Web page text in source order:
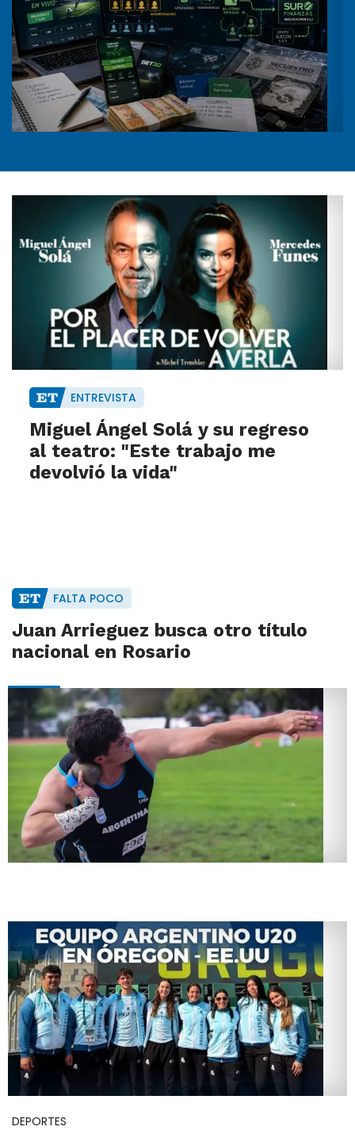
ENTREVISTA
Miguel Ángel Solá y su regreso
al teatro: "Este trabajo me
devolvió la vida"
FALTA POCO
Juan Arrieguez busca otro título
nacional en Rosario
DEPORTES